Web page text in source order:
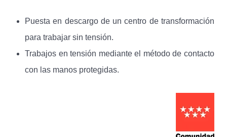
Puesta en descargo de un centro de transformación
para trabajar sin tensión.
Trabajos en tensión mediante el método de contacto
con las manos protegidas.